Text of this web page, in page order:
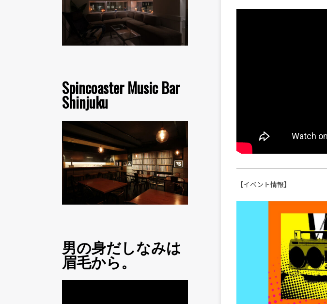
Spincoaster Music Bar
Shinjuku
男の身だしなみは
眉毛から。
【イベント情報】